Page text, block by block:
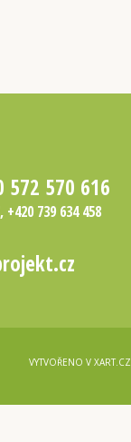
572 570 616
+420 739 634 458
VYTVOŘENO V XART.CZ